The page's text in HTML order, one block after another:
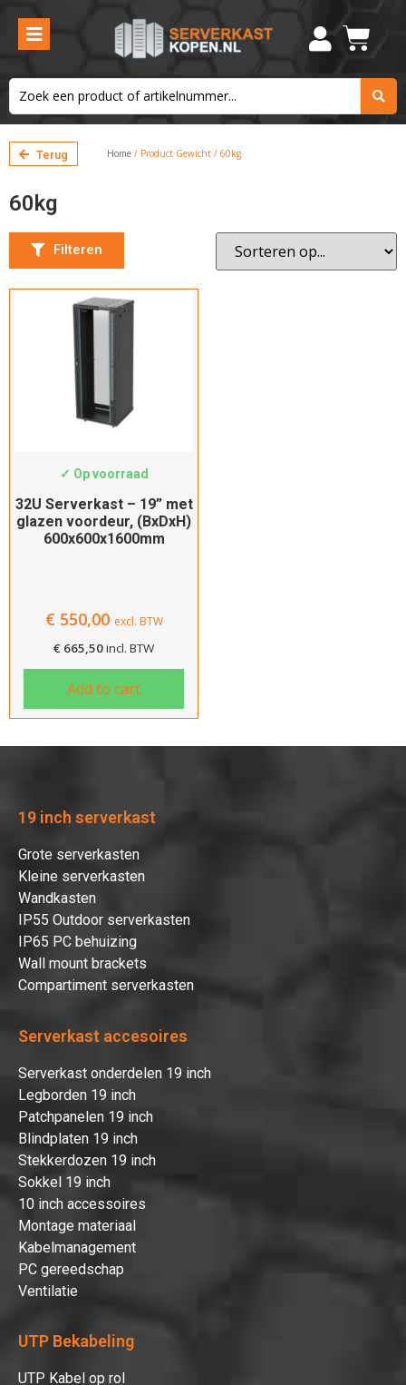
Terug Home / Product Gewicht / 60kg
60kg
Filteren
✓ Op voorraad
32U Serverkast – 19” met
glazen voordeur, (BxDxH)
600x600x1600mm
€550,00 excl. BTW
€ 665,50incl. BTW
Add to cart
19 inch serverkast
Grote serverkasten
Kleine serverkasten
Wandkasten
IP55 Outdoor serverkasten
IP65 PC behuizing
Wall mount brackets
Compartiment serverkasten
Serverkast accesoires
Serverkast onderdelen 19 inch
Legborden 19 inch
Patchpanelen 19 inch
Blindplaten 19 inch
Stekkerdozen 19 inch
Sokkel 19 inch
10 inch accessoires
Montage materiaal
Kabelmanagement
PC gereedschap
Ventilatie
UTP Bekabeling
UTP Kabel op rol
Aantal units
Type achterdeur
Staal